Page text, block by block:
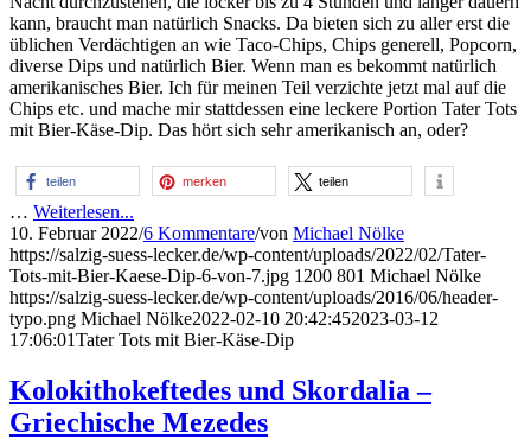
kann, braucht man natürlich Snacks. Da bieten sich zu aller erst die
üblichen Verdächtigen an wie Taco-Chips, Chips generell, Popcorn,
diverse Dips und natürlich Bier. Wenn man es bekommt natürlich
amerikanisches Bier. Ich für meinen Teil verzichte jetzt mal auf die
Chips etc. und mache mir stattdessen eine leckere Portion Tater Tots
mit Bier-Käse-Dip. Das hört sich sehr amerikanisch an, oder?
teilen merken teilen
… Weiterlesen...
10. Februar 2022/6 Kommentare/von Michael Nölke
https://salzig-suess-lecker.de/wp-content/uploads/2022/02/Tater-
Tots-mit-Bier-Kaese-Dip-6-von-7.jpg 1200 801 Michael Nölke
https://salzig-suess-lecker.de/wp-content/uploads/2016/06/header-
typo.png Michael Nölke2022-02-10 20:42:452023-03-12
17:06:01Tater Tots mit Bier-Käse-Dip
Kolokithokeftedes und Skordalia –
Griechische Mezedes